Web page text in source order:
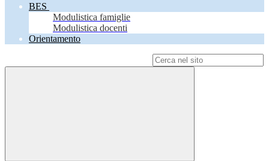
BES
Modulistica famiglie
Modulistica docenti
Orientamento